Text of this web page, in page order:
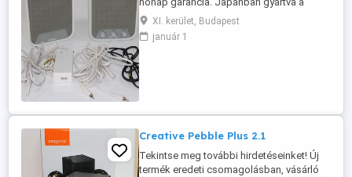
Seiko Epson Corporation által 2 30 W
maximális teljesítmény, 80 Hz 20 kHz
Teljes kábelkészlet, tápegység és fali
XI. kerület, Budapest
január 1
Creative Pebble Plus 2.1
Tekintse meg további hirdetéseinket! Új
termék eredeti csomagolásban, vásárló